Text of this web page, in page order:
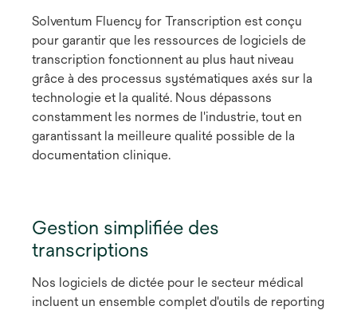
Solventum Fluency for Transcription est conçu
pour garantir que les ressources de logiciels de
transcription fonctionnent au plus haut niveau
grâce à des processus systématiques axés sur la
technologie et la qualité. Nous dépassons
constamment les normes de l'industrie, tout en
garantissant la meilleure qualité possible de la
documentation clinique.
Gestion simplifiée des
transcriptions
Nos logiciels de dictée pour le secteur médical
incluent un ensemble complet d'outils de reporting